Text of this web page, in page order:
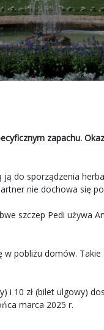
zapachu.
do sporządzenia
nie dochowa się
szczep Pedi używa
pobliżu domów.
i 10 zł (bilet ulgowy)
marca 2025 r.